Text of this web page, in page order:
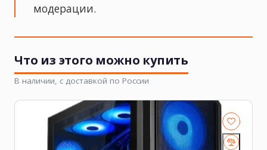
модерации.
Что из этого можно купить
В наличии, с доставкой по России